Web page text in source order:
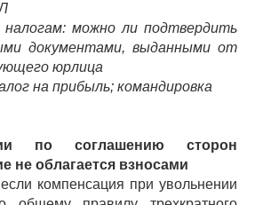
налогам: можно ли подтвердить
документами, выданными от
юрлица
на прибыль; командировка
по соглашению сторон
не облагается взносами
компенсация при увольнении